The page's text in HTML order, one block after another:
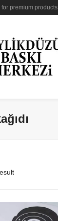
premium products